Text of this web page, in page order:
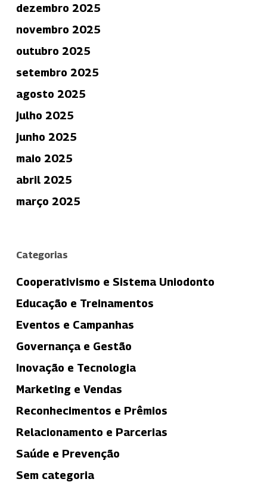
dezembro 2025
novembro 2025
outubro 2025
setembro 2025
agosto 2025
julho 2025
junho 2025
maio 2025
abril 2025
março 2025
Categorias
Cooperativismo e Sistema Uniodonto
Educação e Treinamentos
Eventos e Campanhas
Governança e Gestão
Inovação e Tecnologia
Marketing e Vendas
Reconhecimentos e Prêmios
Relacionamento e Parcerias
Saúde e Prevenção
Sem categoria